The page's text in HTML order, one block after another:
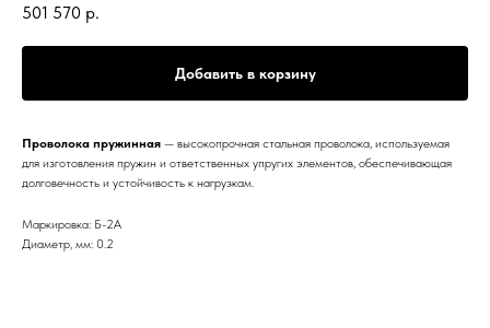
501 570 р.
Добавить в корзину
Проволока пружинная — высокопрочная стальная проволока, используемая
для изготовления пружин и ответственных упругих элементов, обеспечивающая
долговечность и устойчивость к нагрузкам.
Маркировка: Б-2А
Диаметр, мм: 0.2